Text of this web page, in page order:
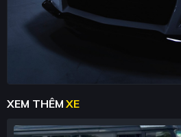
XEM THÊM XE